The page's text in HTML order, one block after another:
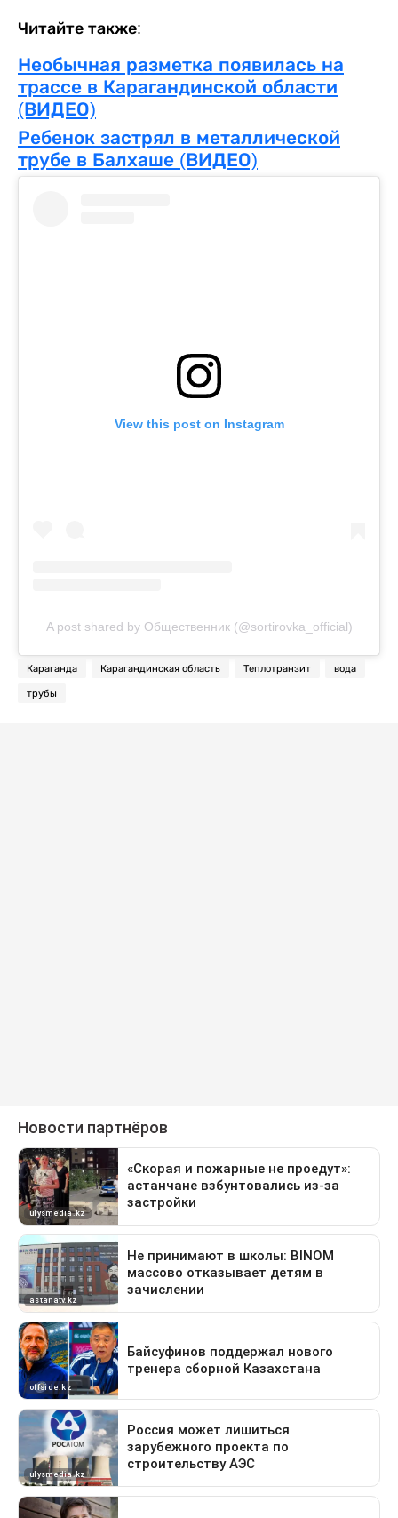
Читайте также:
Необычная разметка появилась на
трассе в Карагандинской области
(ВИДЕО)
Ребенок застрял в металлической
трубе в Балхаше (ВИДЕО)
View this post on Instagram
A post shared by Общественник (@sortirovka_official)
Караганда Карагандинская область Теплотранзит вода
трубы